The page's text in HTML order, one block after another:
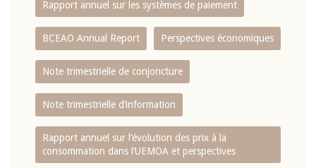
Rapport annuel sur les systèmes de paiement
BCEAO Annual Report Perspectives économiques
Note trimestrielle de conjoncture
Note trimestrielle d‘information
Rapport annuel sur l‘évolution des prix à la
consommation dans l‘UEMOA et perspectives